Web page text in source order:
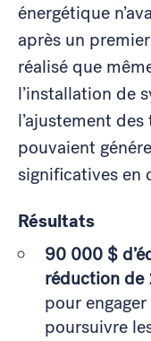
énergétique
après un
réalisé que
l’installation de
l’ajustement
pouvaient
significatives en
Résultats
90 000 $
réduction de
pour
poursuivre